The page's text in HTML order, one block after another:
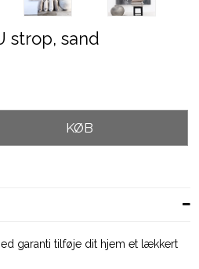
strop, sand
KØB
garanti tilføje dit hjem et lækkert